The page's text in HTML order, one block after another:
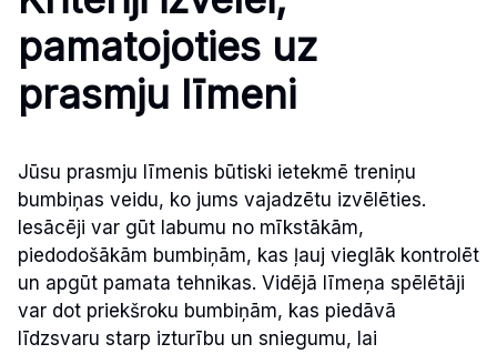
pamatojoties uz
prasmju līmeni
Jūsu prasmju līmenis būtiski ietekmē treniņu
bumbiņas veidu, ko jums vajadzētu izvēlēties.
Iesācēji var gūt labumu no mīkstākām,
piedodošākām bumbiņām, kas ļauj vieglāk kontrolēt
un apgūt pamata tehnikas. Vidējā līmeņa spēlētāji
var dot priekšroku bumbiņām, kas piedāvā
līdzsvaru starp izturību un sniegumu, lai